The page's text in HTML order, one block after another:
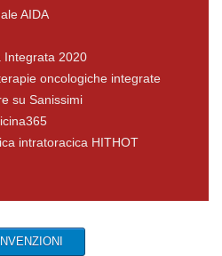
AIDA
Integrata 2020
oncologiche integrate
su Sanissimi
intratoracica HITHOT